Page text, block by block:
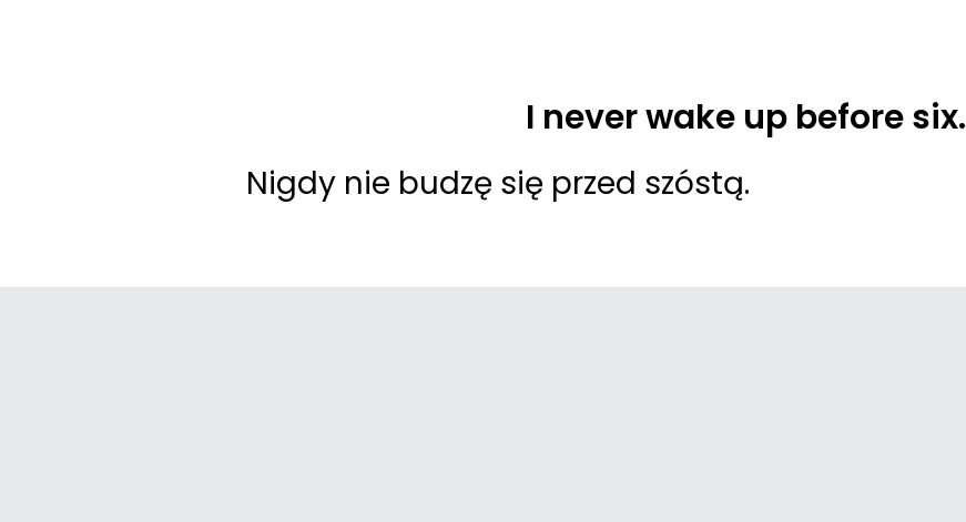
I never wake up before six.
Nigdy nie budzę się przed szóstą.